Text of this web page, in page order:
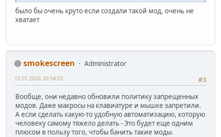
было бы очень круто если создали такой мод, очень не
хватает
smokescreen
Administrator
#3
15.01.2026 20:54:03
Вообще, они недавно обновили политику запрещенных
модов. Даже макросы на клавиатуре и мышке запретили.
А если сделать какую-то удобную автоматизацию, которую
человеку самому тяжело делать - Это будет еще одним
плюсом в пользу того, чтобы банить такие моды.